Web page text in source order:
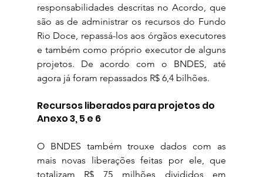
responsabilidades descritas no Acordo, que
são as de administrar os recursos do Fundo
Rio Doce, repassá-los aos órgãos executores
e também como próprio executor de alguns
projetos. De acordo com o BNDES, até
agora já foram repassados R$ 6,4 bilhões.
Recursos liberados para projetos do
Anexo 3, 5 e 6
O BNDES também trouxe dados com as
mais novas liberações feitas por ele, que
totalizam R$ 75 milhões divididos em